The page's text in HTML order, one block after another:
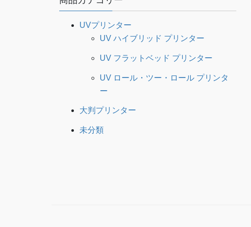
UVプリンター
UV ハイブリッド プリンター
UV フラットベッド プリンター
UV ロール・ツー・ロール プリンタ
ー
大判プリンター
未分類